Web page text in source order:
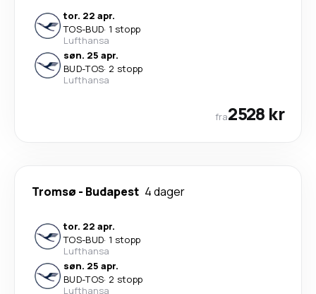
tor. 22 apr.
TOS-BUD· 1 stopp
Lufthansa
søn. 25 apr.
BUD-TOS· 2 stopp
Lufthansa
fra2528 kr
Tromsø - Budapest 4 dager
tor. 22 apr.
TOS-BUD· 1 stopp
Lufthansa
søn. 25 apr.
BUD-TOS· 2 stopp
Lufthansa